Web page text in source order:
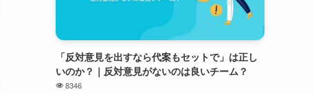
「反対意見を出すなら代案もセットで」は正し
いのか？｜反対意見がないのは良いチーム？
8346